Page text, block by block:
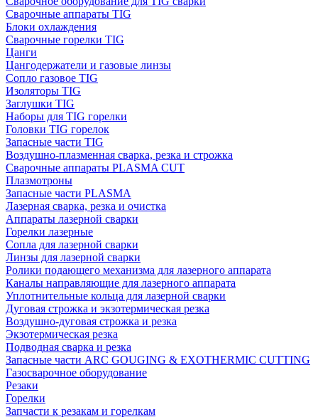
Сварочные аппараты TIG
Блоки охлаждения
Сварочные горелки TIG
Цанги
Цангодержатели и газовые линзы
Сопло газовое TIG
Изоляторы TIG
Заглушки TIG
Наборы для TIG горелки
Головки TIG горелок
Запасные части TIG
Воздушно-плазменная сварка, резка и строжка
Сварочные аппараты PLASMA CUT
Плазмотроны
Запасные части PLASMA
Лазерная сварка, резка и очистка
Аппараты лазерной сварки
Горелки лазерные
Сопла для лазерной сварки
Линзы для лазерной сварки
Ролики подающего механизма для лазерного аппарата
Каналы направляющие для лазерного аппарата
Уплотнительные кольца для лазерной сварки
Дуговая строжка и экзотермическая резка
Воздушно-дуговая строжка и резка
Экзотермическая резка
Подводная сварка и резка
Запасные части ARC GOUGING & EXOTHERMIC CUTTING
Газосварочное оборудование
Резаки
Горелки
Запчасти к резакам и горелкам